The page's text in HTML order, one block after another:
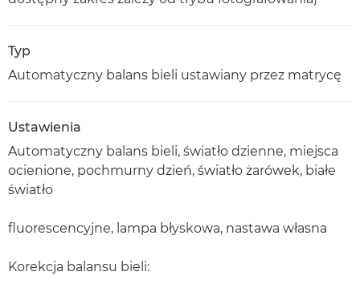
Typ
Automatyczny balans bieli ustawiany przez matrycę
Ustawienia
Automatyczny balans bieli, światło dzienne, miejsca
ocienione, pochmurny dzień, światło żarówek, białe
światło
fluorescencyjne, lampa błyskowa, nastawa własna
Korekcja balansu bieli: